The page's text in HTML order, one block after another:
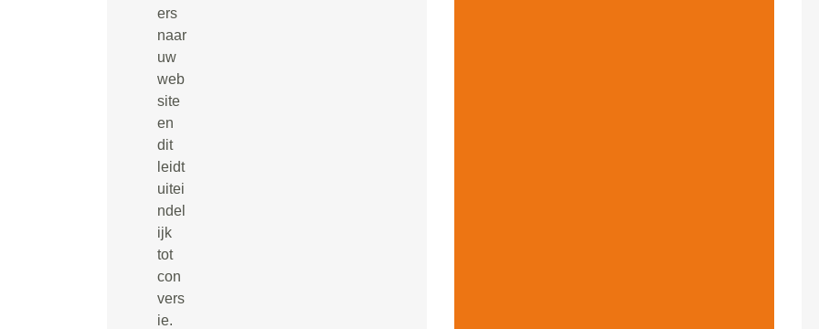
ers
naar
uw
web
site
en
dit
leidt
uitei
ndel
ijk
tot
con
vers
ie.